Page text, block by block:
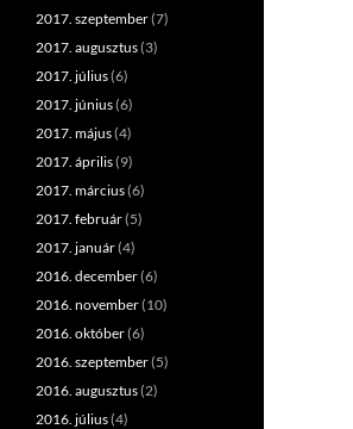
2017. szeptember(7)
2017. augusztus(3)
2017. július(6)
2017. június(6)
2017. május(4)
2017. április(9)
2017. március(6)
2017. február(5)
2017. január(4)
2016. december(6)
2016. november(10)
2016. október(6)
2016. szeptember(5)
2016. augusztus(2)
2016. július(4)